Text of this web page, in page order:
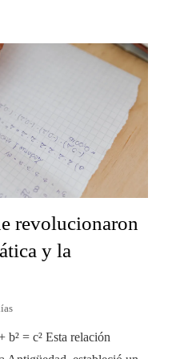
revolucionaron
y la
b² = c² Esta relación